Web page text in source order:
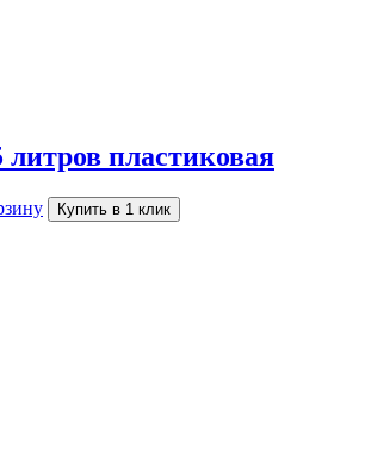
литров пластиковая
Купить в 1 клик